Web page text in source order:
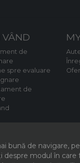
VÂND
de
spre evaluare
de
bună de navigare,
despre modul în